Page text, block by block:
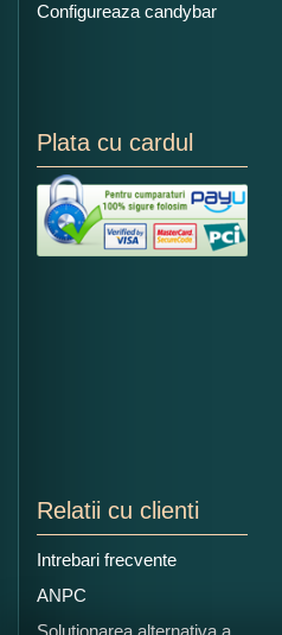
Configureaza candybar
Plata cu cardul
Relatii cu clienti
Intrebari frecvente
ANPC
Solutionarea alternativa a